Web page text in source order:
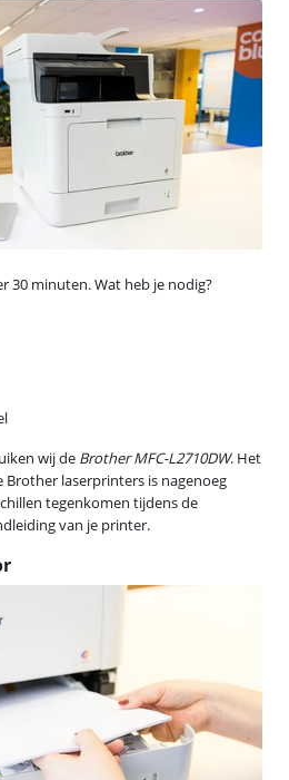
30 minuten. Wat heb je nodig?
wij de Brother MFC-L2710DW. Het
laserprinters is nagenoeg
tegenkomen tijdens de
van je printer.